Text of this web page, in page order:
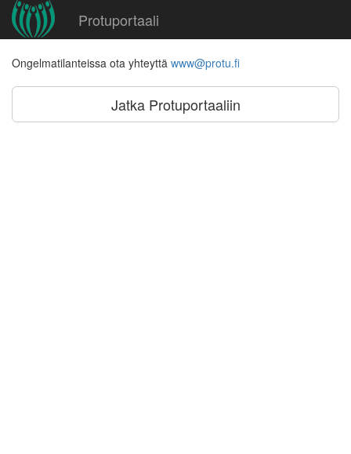
Protuportaali
Ongelmatilanteissa ota yhteyttä www@protu.fi
Jatka Protuportaaliin